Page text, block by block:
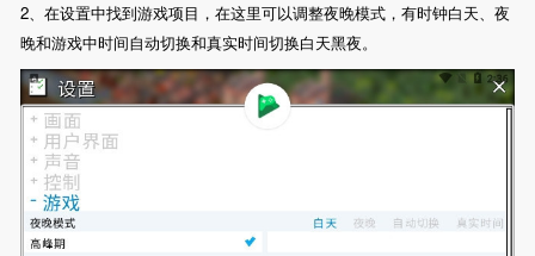
2、在设置中找到游戏项目，在这里可以调整夜晚模式，有时钟白天、夜
晚和游戏中时间自动切换和真实时间切换白天黑夜。